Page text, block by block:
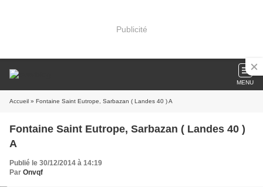
Publicité
MENU
Accueil » Fontaine Saint Eutrope, Sarbazan ( Landes 40 ) A
Fontaine Saint Eutrope, Sarbazan ( Landes 40 )
A
Publié le 30/12/2014 à 14:19
Par Onvqf